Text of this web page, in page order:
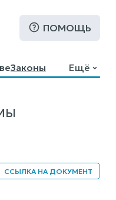
ПОМОЩЬ
Законы
Ещё
ССЫЛКА НА ДОКУМЕНТ